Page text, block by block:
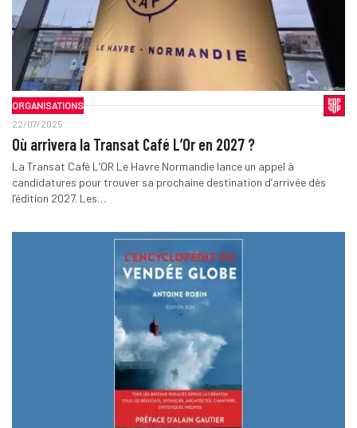
ORGANISATIONS
22/07/2025
Où arrivera la Transat Café L’Or en 2027 ?
La Transat Café L’OR Le Havre Normandie lance un appel à
candidatures pour trouver sa prochaine destination d’arrivée dès
l’édition 2027. Les…